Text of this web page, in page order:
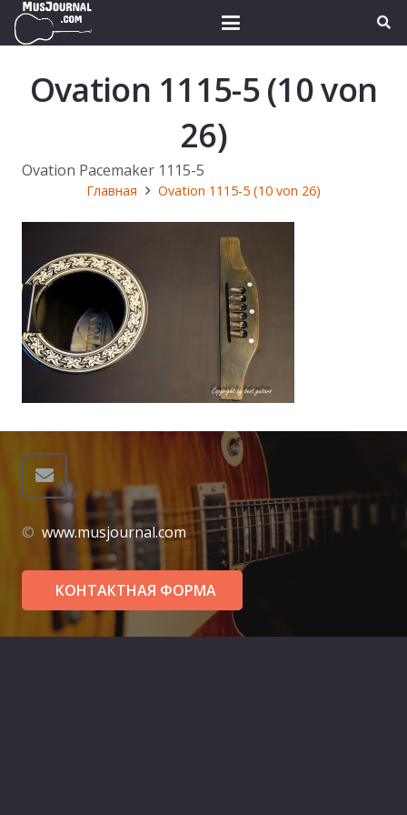
Ovation 1115-5 (10 von
26)
Ovation Pacemaker 1115-5
Главная Ovation 1115-5 (10 von 26)
© www.musjournal.com
КОНТАКТНАЯ ФОРМА